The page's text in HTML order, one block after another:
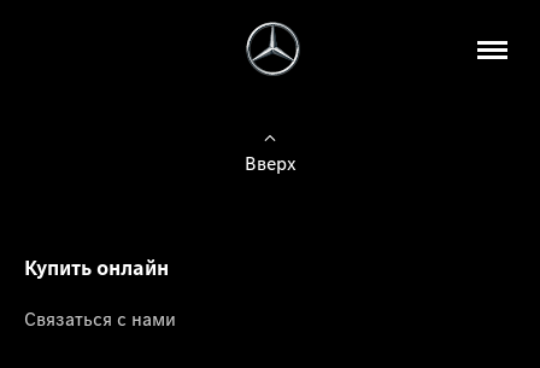
Вверх
Купить онлайн
Связаться с нами